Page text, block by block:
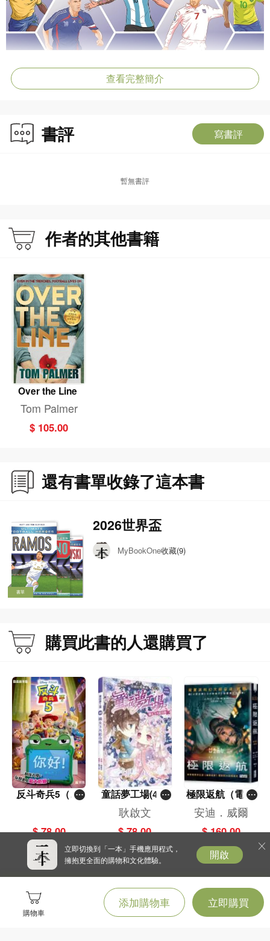
購物車
添加購物車 立即購買
查看完整簡介
書評 寫書評
暫無書評
作者的其他書籍
Over the Line
Tom Palmer
$ 105.00
還有書單收錄了這本書
書單
2026世界盃
MyBookOne收藏(9)
購買此書的人還購買了
反斗奇兵5（圖
$ 78.00
童話夢工場(40)
——織女下凡結
奇緣
耿啟文
$ 78.00
極限返航（電影
書衣典藏版）
（獨家收錄作者
訪談）
安迪．威爾
$ 160.00
立即切換到「一本」手機應用程式，
擁抱更全面的購物和文化體驗。
開啟